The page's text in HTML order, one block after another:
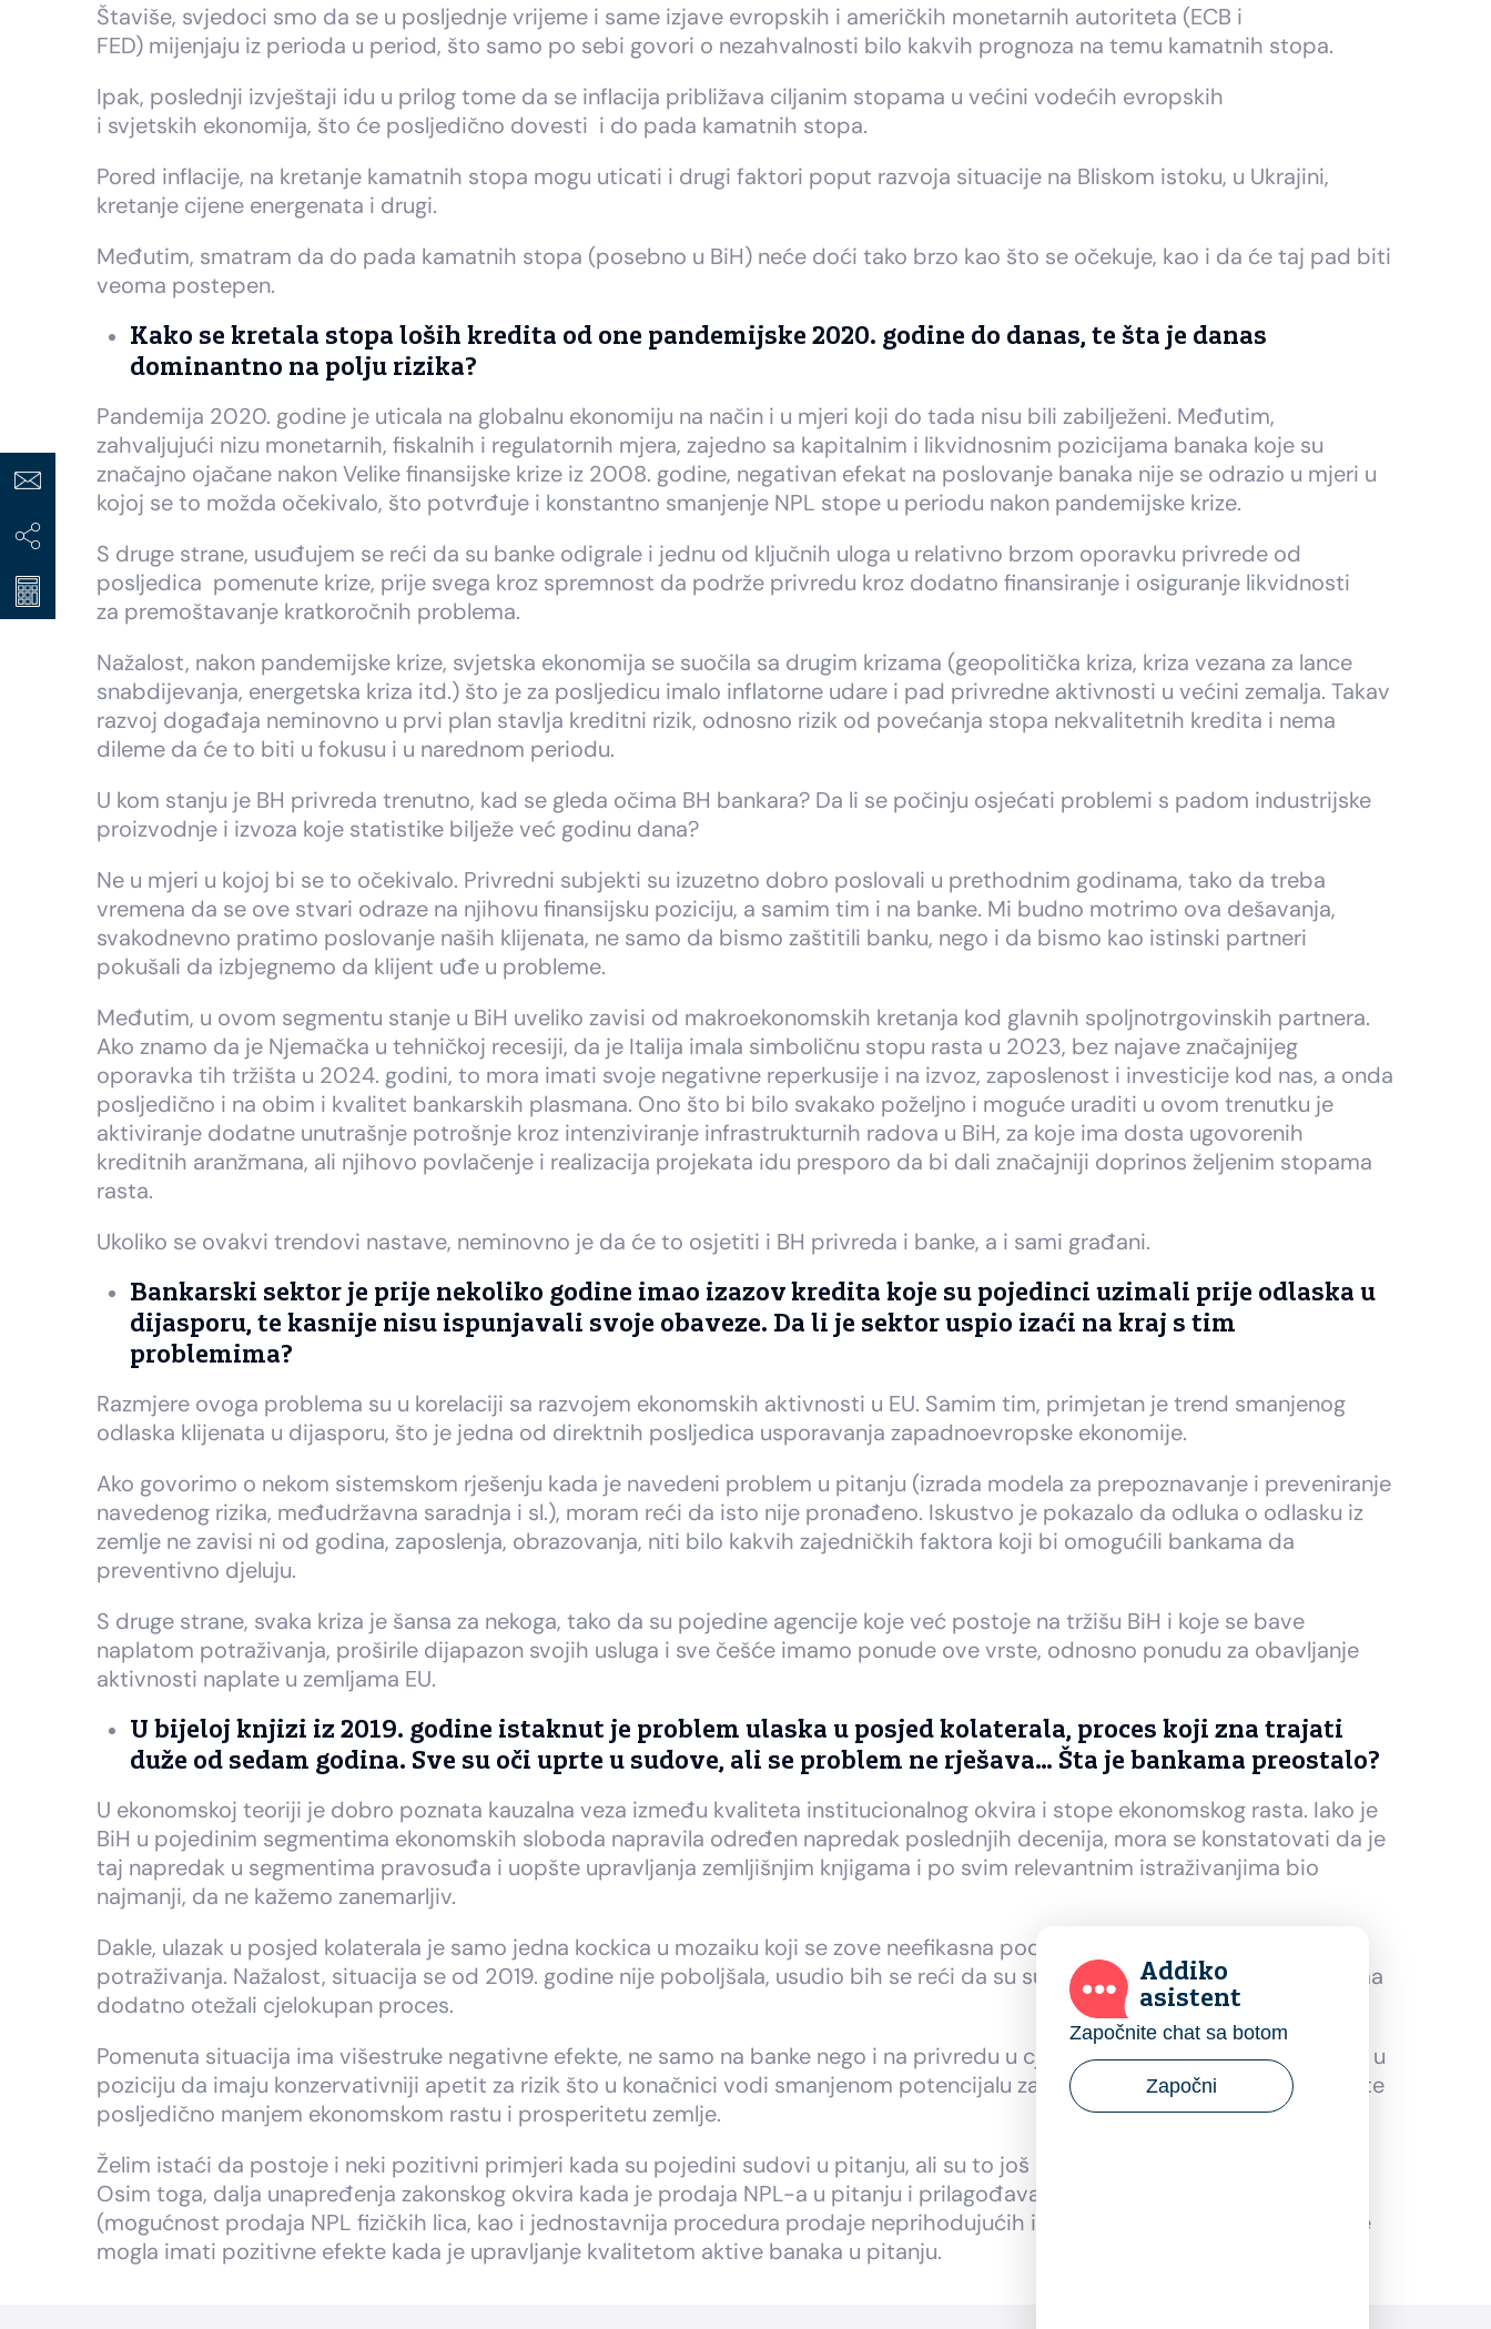
Štaviše, svjedoci smo da se u posljednje vrijeme i same izjave evropskih i američkih monetarnih autoriteta (ECB i
FED) mijenjaju iz perioda u period, što samo po sebi govori o nezahvalnosti bilo kakvih prognoza na temu kamatnih stopa.
Ipak, poslednji izvještaji idu u prilog tome da se inflacija približava ciljanim stopama u većini vodećih evropskih
i svjetskih ekonomija, što će posljedično dovesti i do pada kamatnih stopa.
Pored inflacije, na kretanje kamatnih stopa mogu uticati i drugi faktori poput razvoja situacije na Bliskom istoku, u Ukrajini,
kretanje cijene energenata i drugi.
Međutim, smatram da do pada kamatnih stopa (posebno u BiH) neće doći tako brzo kao što se očekuje, kao i da će taj pad biti
veoma postepen.
Kako se kretala stopa loših kredita od one pandemijske 2020. godine do danas, te šta je danas
dominantno na polju rizika?
Pandemija 2020. godine je uticala na globalnu ekonomiju na način i u mjeri koji do tada nisu bili zabilježeni. Međutim,
zahvaljujući nizu monetarnih, fiskalnih i regulatornih mjera, zajedno sa kapitalnim i likvidnosnim pozicijama banaka koje su
značajno ojačane nakon Velike finansijske krize iz 2008. godine, negativan efekat na poslovanje banaka nije se odrazio u mjeri u
kojoj se to možda očekivalo, što potvrđuje i konstantno smanjenje NPL stope u periodu nakon pandemijske krize.
S druge strane, usuđujem se reći da su banke odigrale i jednu od ključnih uloga u relativno brzom oporavku privrede od
posljedica pomenute krize, prije svega kroz spremnost da podrže privredu kroz dodatno finansiranje i osiguranje likvidnosti
za premoštavanje kratkoročnih problema.
Nažalost, nakon pandemijske krize, svjetska ekonomija se suočila sa drugim krizama (geopolitička kriza, kriza vezana za lance
snabdijevanja, energetska kriza itd.) što je za posljedicu imalo inflatorne udare i pad privredne aktivnosti u većini zemalja. Takav
razvoj događaja neminovno u prvi plan stavlja kreditni rizik, odnosno rizik od povećanja stopa nekvalitetnih kredita i nema
dileme da će to biti u fokusu i u narednom periodu.
U kom stanju je BH privreda trenutno, kad se gleda očima BH bankara? Da li se počinju osjećati problemi s padom industrijske
proizvodnje i izvoza koje statistike bilježe već godinu dana?
Ne u mjeri u kojoj bi se to očekivalo. Privredni subjekti su izuzetno dobro poslovali u prethodnim godinama, tako da treba
vremena da se ove stvari odraze na njihovu finansijsku poziciju, a samim tim i na banke. Mi budno motrimo ova dešavanja,
svakodnevno pratimo poslovanje naših klijenata, ne samo da bismo zaštitili banku, nego i da bismo kao istinski partneri
pokušali da izbjegnemo da klijent uđe u probleme.
Međutim, u ovom segmentu stanje u BiH uveliko zavisi od makroekonomskih kretanja kod glavnih spoljnotrgovinskih partnera.
Ako znamo da je Njemačka u tehničkoj recesiji, da je Italija imala simboličnu stopu rasta u 2023, bez najave značajnijeg
oporavka tih tržišta u 2024. godini, to mora imati svoje negativne reperkusije i na izvoz, zaposlenost i investicije kod nas, a onda
posljedično i na obim i kvalitet bankarskih plasmana. Ono što bi bilo svakako poželjno i moguće uraditi u ovom trenutku je
aktiviranje dodatne unutrašnje potrošnje kroz intenziviranje infrastrukturnih radova u BiH, za koje ima dosta ugovorenih
kreditnih aranžmana, ali njihovo povlačenje i realizacija projekata idu presporo da bi dali značajniji doprinos željenim stopama
rasta.
Ukoliko se ovakvi trendovi nastave, neminovno je da će to osjetiti i BH privreda i banke, a i sami građani.
Bankarski sektor je prije nekoliko godine imao izazov kredita koje su pojedinci uzimali prije odlaska u
dijasporu, te kasnije nisu ispunjavali svoje obaveze. Da li je sektor uspio izaći na kraj s tim
problemima?
Razmjere ovoga problema su u korelaciji sa razvojem ekonomskih aktivnosti u EU. Samim tim, primjetan je trend smanjenog
odlaska klijenata u dijasporu, što je jedna od direktnih posljedica usporavanja zapadnoevropske ekonomije.
Ako govorimo o nekom sistemskom rješenju kada je navedeni problem u pitanju (izrada modela za prepoznavanje i preveniranje
navedenog rizika, međudržavna saradnja i sl.), moram reći da isto nije pronađeno. Iskustvo je pokazalo da odluka o odlasku iz
zemlje ne zavisi ni od godina, zaposlenja, obrazovanja, niti bilo kakvih zajedničkih faktora koji bi omogućili bankama da
preventivno djeluju.
S druge strane, svaka kriza je šansa za nekoga, tako da su pojedine agencije koje već postoje na tržišu BiH i koje se bave
naplatom potraživanja, proširile dijapazon svojih usluga i sve češće imamo ponude ove vrste, odnosno ponudu za obavljanje
aktivnosti naplate u zemljama EU.
U bijeloj knjizi iz 2019. godine istaknut je problem ulaska u posjed kolaterala, proces koji zna trajati
duže od sedam godina. Sve su oči uprte u sudove, ali se problem ne rješava… Šta je bankama preostalo?
U ekonomskoj teoriji je dobro poznata kauzalna veza između kvaliteta institucionalnog okvira i stope ekonomskog rasta. Iako je
BiH u pojedinim segmentima ekonomskih sloboda napravila određen napredak poslednjih decenija, mora se konstatovati da je
taj napredak u segmentima pravosuđa i uopšte upravljanja zemljišnjim knjigama i po svim relevantnim istraživanjima bio
najmanji, da ne kažemo zanemarljiv.
Dakle, ulazak u posjed kolaterala je samo jedna kockica u mozaiku koji se zove neefikasna podrška sudstva u procesu naplate
potraživanja. Nažalost, situacija se od 2019. godine nije poboljšala, usudio bih se reći da su sudovi određenim novim praksama
dodatno otežali cjelokupan proces.
Pomenuta situacija ima višestruke negativne efekte, ne samo na banke nego i na privredu u cjelini. Takav pristup stavlja banke u
poziciju da imaju konzervativniji apetit za rizik što u konačnici vodi smanjenom potencijalu za finansiranje i većim kamatama, te
posljedično manjem ekonomskom rastu i prosperitetu zemlje.
Želim istaći da postoje i neki pozitivni primjeri kada su pojedini sudovi u pitanju, ali su to još uvijek samo izolovani slučajevi.
Osim toga, dalja unapređenja zakonskog okvira kada je prodaja NPL-a u pitanju i prilagođavanje istih evropskim iskustvima
(mogućnost prodaja NPL fizičkih lica, kao i jednostavnija procedura prodaje neprihodujućih izloženosti pravnih lica) bi takođe
mogla imati pozitivne efekte kada je upravljanje kvalitetom aktive banaka u pitanju.
Addiko
asistent
Započnite chat sa botom
Započni